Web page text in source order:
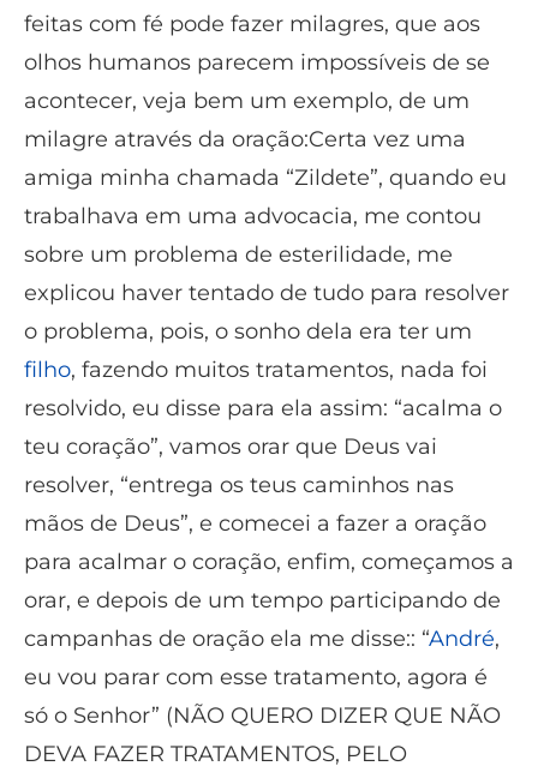
feitas com fé pode fazer milagres, que aos
olhos humanos parecem impossíveis de se
acontecer, veja bem um exemplo, de um
milagre através da oração:Certa vez uma
amiga minha chamada “Zildete”, quando eu
trabalhava em uma advocacia, me contou
sobre um problema de esterilidade, me
explicou haver tentado de tudo para resolver
o problema, pois, o sonho dela era ter um
filho, fazendo muitos tratamentos, nada foi
resolvido, eu disse para ela assim: “acalma o
teu coração”, vamos orar que Deus vai
resolver, “entrega os teus caminhos nas
mãos de Deus”, e comecei a fazer a oração
para acalmar o coração, enfim, começamos a
orar, e depois de um tempo participando de
campanhas de oração ela me disse:: “André,
eu vou parar com esse tratamento, agora é
só o Senhor” (NÃO QUERO DIZER QUE NÃO
DEVA FAZER TRATAMENTOS, PELO